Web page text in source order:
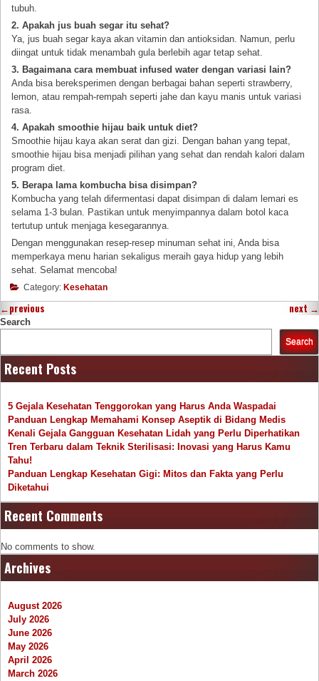
tubuh.
2. Apakah jus buah segar itu sehat?
Ya, jus buah segar kaya akan vitamin dan antioksidan. Namun, perlu
diingat untuk tidak menambah gula berlebih agar tetap sehat.
3. Bagaimana cara membuat infused water dengan variasi lain?
Anda bisa bereksperimen dengan berbagai bahan seperti strawberry,
lemon, atau rempah-rempah seperti jahe dan kayu manis untuk variasi
rasa.
4. Apakah smoothie hijau baik untuk diet?
Smoothie hijau kaya akan serat dan gizi. Dengan bahan yang tepat,
smoothie hijau bisa menjadi pilihan yang sehat dan rendah kalori dalam
program diet.
5. Berapa lama kombucha bisa disimpan?
Kombucha yang telah difermentasi dapat disimpan di dalam lemari es
selama 1-3 bulan. Pastikan untuk menyimpannya dalam botol kaca
tertutup untuk menjaga kesegarannya.
Dengan menggunakan resep-resep minuman sehat ini, Anda bisa
memperkaya menu harian sekaligus meraih gaya hidup yang lebih
sehat. Selamat mencoba!
Category: Kesehatan
←previous next →
Search
Search
Recent Posts
5 Gejala Kesehatan Tenggorokan yang Harus Anda Waspadai
Panduan Lengkap Memahami Konsep Aseptik di Bidang Medis
Kenali Gejala Gangguan Kesehatan Lidah yang Perlu Diperhatikan
Tren Terbaru dalam Teknik Sterilisasi: Inovasi yang Harus Kamu
Tahu!
Panduan Lengkap Kesehatan Gigi: Mitos dan Fakta yang Perlu
Diketahui
Recent Comments
No comments to show.
Archives
August 2026
July 2026
June 2026
May 2026
April 2026
March 2026